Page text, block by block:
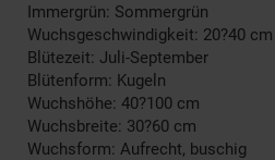
Immergrün: Sommergrün
Wuchsgeschwindigkeit: 20?40
Blütezeit: Juli-September
Blütenform: Kugeln
Wuchshöhe: 40?100 cm
Wuchsbreite: 30?60 cm
Wuchsform: Aufrecht, buschig